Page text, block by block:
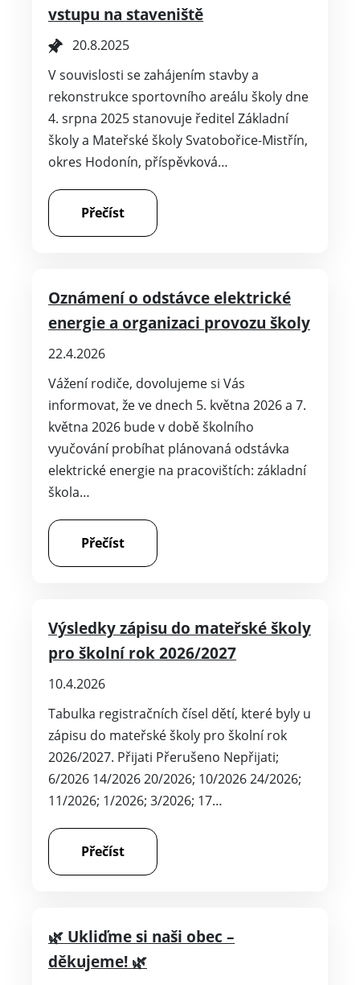
vstupu na staveniště
20.8.2025
V souvislosti se zahájením stavby a
rekonstrukce sportovního areálu školy dne
4. srpna 2025 stanovuje ředitel Základní
školy a Mateřské školy Svatobořice-Mistřín,
okres Hodonín, příspěvková…
Přečíst
Oznámení o odstávce elektrické
energie a organizaci provozu školy
22.4.2026
Vážení rodiče, dovolujeme si Vás
informovat, že ve dnech 5. května 2026 a 7.
května 2026 bude v době školního
vyučování probíhat plánovaná odstávka
elektrické energie na pracovištích: základní
škola…
Přečíst
Výsledky zápisu do mateřské školy
pro školní rok 2026/2027
10.4.2026
Tabulka registračních čísel dětí, které byly u
zápisu do mateřské školy pro školní rok
2026/2027. Přijati Přerušeno Nepřijati;
6/2026 14/2026 20/2026; 10/2026 24/2026;
11/2026; 1/2026; 3/2026; 17…
Přečíst
🌿 Ukliďme si naši obec –
děkujeme! 🌿